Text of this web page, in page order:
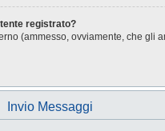
registrato?
(ammesso, ovviamente, che
Invio Messaggi